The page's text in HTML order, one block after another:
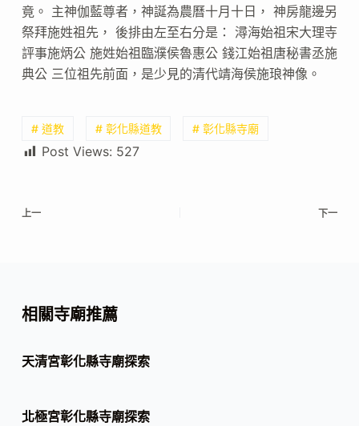
竟。 主神伽藍尊者，神誕為農曆十月十日， 神房龍邊另
祭拜施姓祖先， 後排由左至右分是： 潯海始祖宋大理寺
評事施炳公 施姓始祖臨濮侯魯惠公 錢江始祖唐秘書丞施
典公 三位祖先前面，是少見的清代靖海侯施琅神像。
# 道教 # 彰化縣道教 # 彰化縣寺廟
Post Views: 527
上一 下一
相關寺廟推薦
天清宮彰化縣寺廟探索
北極宮彰化縣寺廟探索